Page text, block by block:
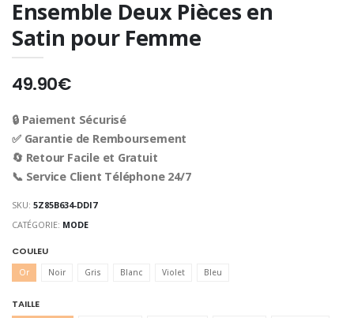
Ensemble Deux Pièces en
Satin pour Femme
49.90€
🔒 Paiement Sécurisé
✅ Garantie de Remboursement
🔄 Retour Facile et Gratuit
📞 Service Client Téléphone 24/7
SKU:5Z85B634-DDI7
CATÉGORIE: MODE
COULEU
Or Noir Gris Blanc Violet Bleu
TAILLE